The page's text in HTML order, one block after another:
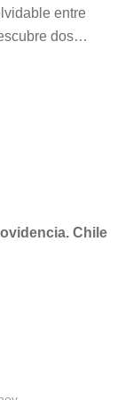
entre
dos
para vivir
de Dubái y
Chile